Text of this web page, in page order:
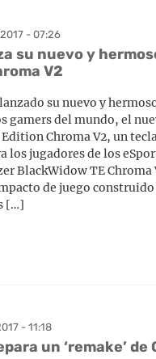
2017 - 07:26
su nuevo y
V2
su nuevo y
gamers del mundo, el
Chroma V2, un
los jugadores de los
BlackWidow TE Chroma
de juego
[…]
- 11:18
un ‘remake’